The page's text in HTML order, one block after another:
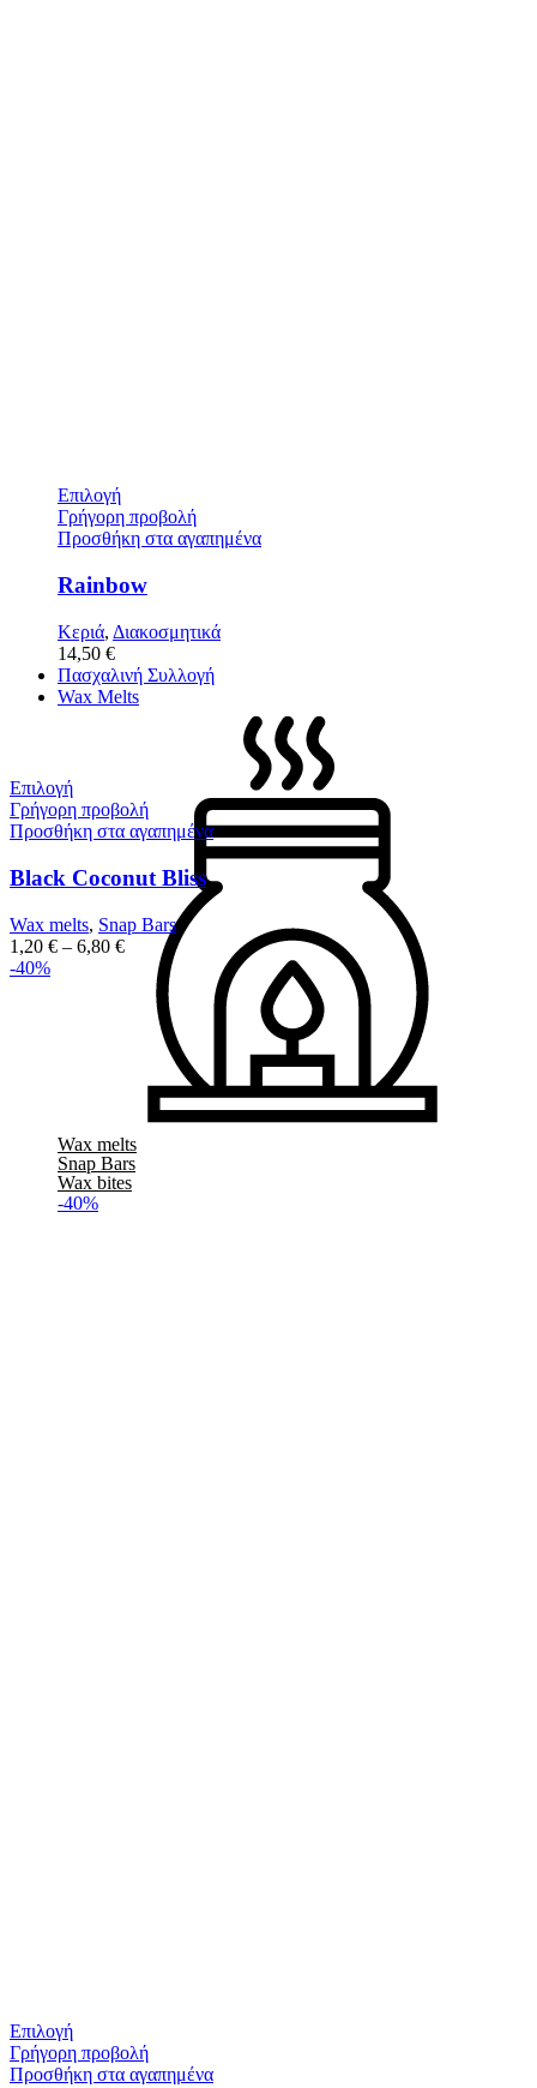
Επιλογή
Γρήγορη προβολή
Προσθήκη στα αγαπημένα
Rainbow
Κεριά, Διακοσμητικά
14,50 €
Πασχαλινή Συλλογή
Wax Melts
Wax melts
Snap Bars
Wax bites
-40%
Επιλογή
Γρήγορη προβολή
Προσθήκη στα αγαπημένα
Black Coconut Bliss
Wax melts, Snap Bars
1,20 € – 6,80 €
-40%
Επιλογή
Γρήγορη προβολή
Προσθήκη στα αγαπημένα